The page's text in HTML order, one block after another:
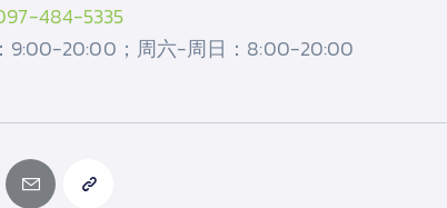
484-5335
9:00-20:00；周六-周日：8:00-20:00